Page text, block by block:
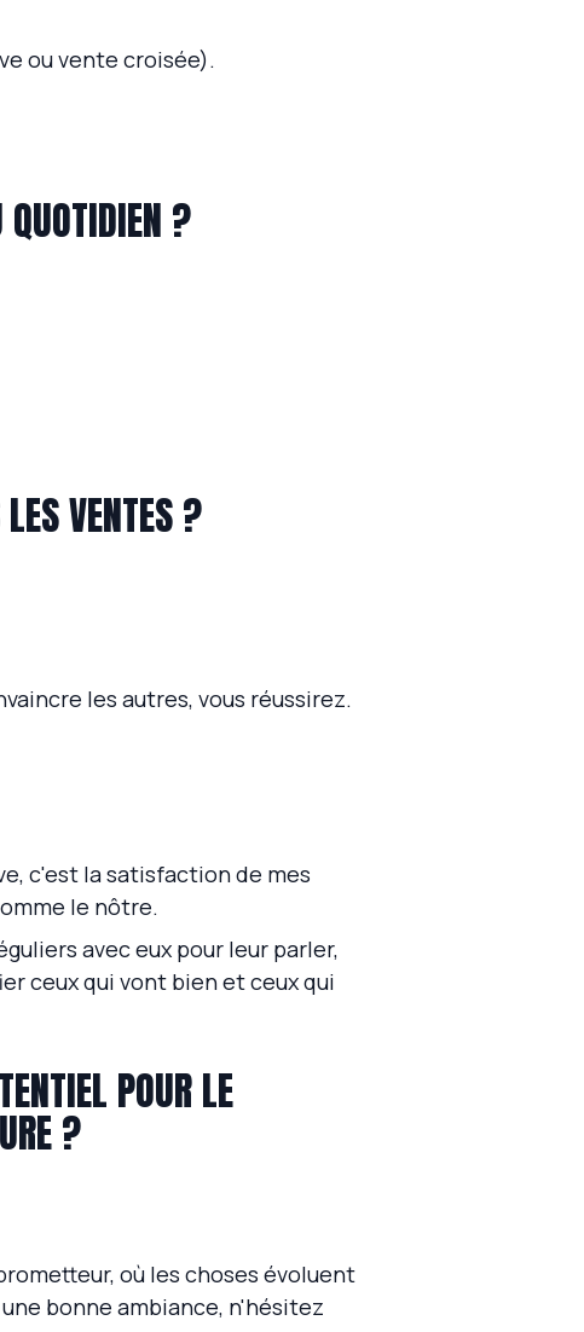
ou vente croisée).
?
VENTES ?
les autres, vous réussirez.
c'est la satisfaction de mes
le nôtre.
avec eux pour leur parler,
ceux qui vont bien et ceux qui
POUR LE
?
où les choses évoluent
bonne ambiance, n'hésitez